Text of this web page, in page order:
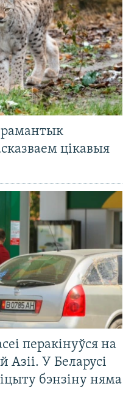
цікавыя
перакінуўся на
У Беларусі
бэнзіну няма